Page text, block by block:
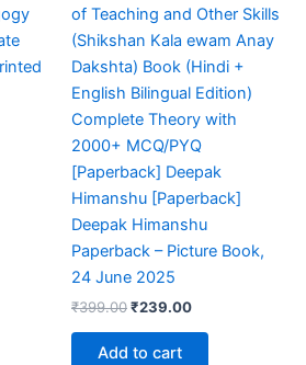
of Teaching and Other Skills
(Shikshan Kala ewam Anay
Dakshta) Book (Hindi +
English Bilingual Edition)
Complete Theory with
2000+ MCQ/PYQ
[Paperback] Deepak
Himanshu [Paperback]
Deepak Himanshu
Paperback – Picture Book,
24 June 2025
₹399.00₹239.00
Add to cart